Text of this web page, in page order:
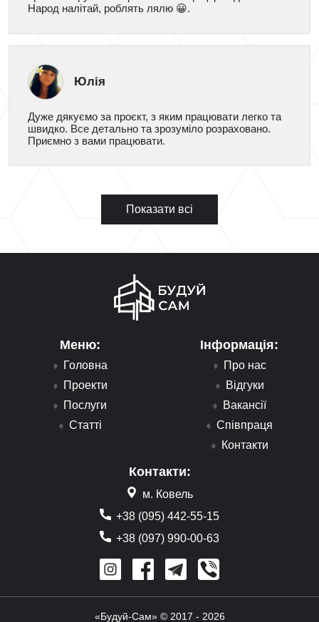
Народ налітай, роблять лялю 😀.
Юлія
Дуже дякуємо за проєкт, з яким працювати легко та
швидко. Все детально та зрозуміло розраховано.
Приємно з вами працювати.
Показати всі
Меню:
Головна
Проекти
Послуги
Статті
Інформація:
Про нас
Відгуки
Вакансії
Співпраця
Контакти
Контакти:
м. Ковель
+38 (095) 442-55-15
+38 (097) 990-00-63
«Будуй-Сам» © 2017 - 2026